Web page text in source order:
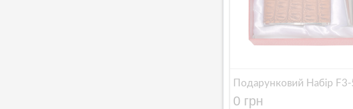
Подарунковий Набір
0 грн